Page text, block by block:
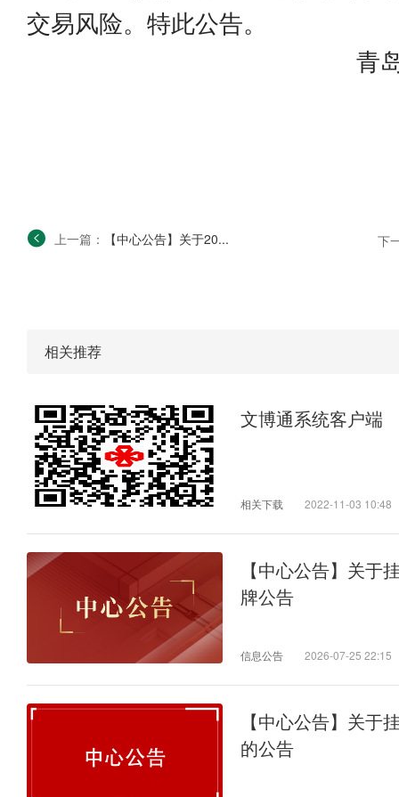
交易风险。特此公告。
青
上一篇： 【中心公告】关于20... 下
相关推荐
文博通系统客户端
相关下载 2022-11-03 10:48
【中心公告】关于
牌公告
信息公告 2026-07-25 22:15
【中心公告】关于
的公告